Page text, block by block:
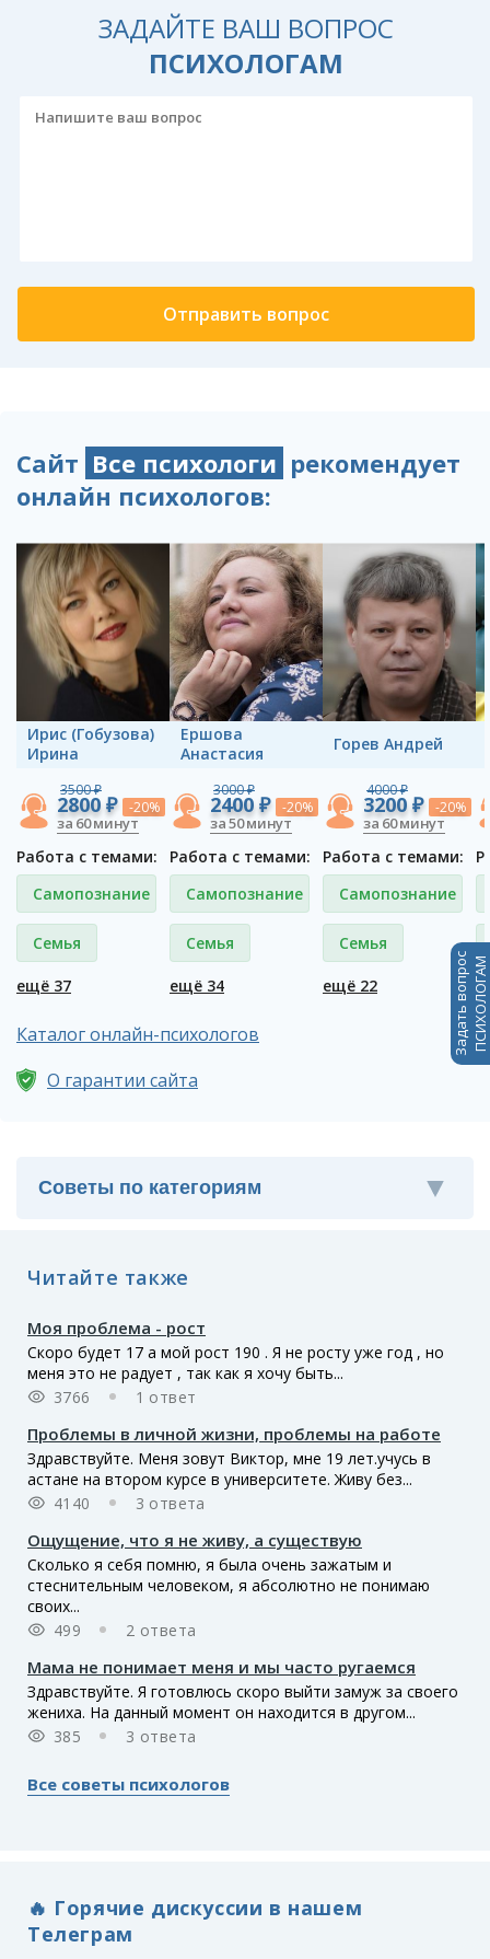
ЗАДАЙТЕ ВАШ ВОПРОС
ПСИХОЛОГАМ
Сайт Все психологи рекомендует
онлайн психологов:
Ирис (Гобузова)
Ирина
3500 ₽
2800 ₽ -20%
за 60 минут
Работа с темами:
Самопознание
Семья
ещё 37
Ершова
Анастасия
3000 ₽
2400 ₽ -20%
за 50 минут
Работа с темами:
Самопознание
Семья
ещё 34
Горев Андрей
4000 ₽
3200 ₽ -20%
за 60 минут
Работа с темами:
Самопознание
Семья
ещё 22
Каталог онлайн-психологов
О гарантии сайта
Читайте также
Моя проблема - рост
Скоро будет 17 а мой рост 190 . Я не росту уже год , но
меня это не радует , так как я хочу быть...
3766
1 ответ
Проблемы в личной жизни, проблемы на работе
Здравствуйте. Меня зовут Виктор, мне 19 лет.учусь в
астане на втором курсе в университете. Живу без...
4140
3 ответа
Ощущение, что я не живу, а существую
Сколько я себя помню, я была очень зажатым и
стеснительным человеком, я абсолютно не понимаю
своих...
499
2 ответа
Мама не понимает меня и мы часто ругаемся
Здравствуйте. Я готовлюсь скоро выйти замуж за своего
жениха. На данный момент он находится в другом...
385
3 ответа
Все советы психологов
🔥 Горячие дискуссии в нашем
Телеграм
Задать вопросПСИХОЛОГАМ